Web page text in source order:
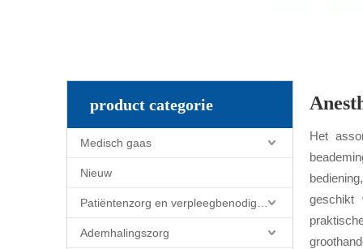
product categorie
Medisch gaas
Nieuw
Ademhalingszorg
Het
geschikt